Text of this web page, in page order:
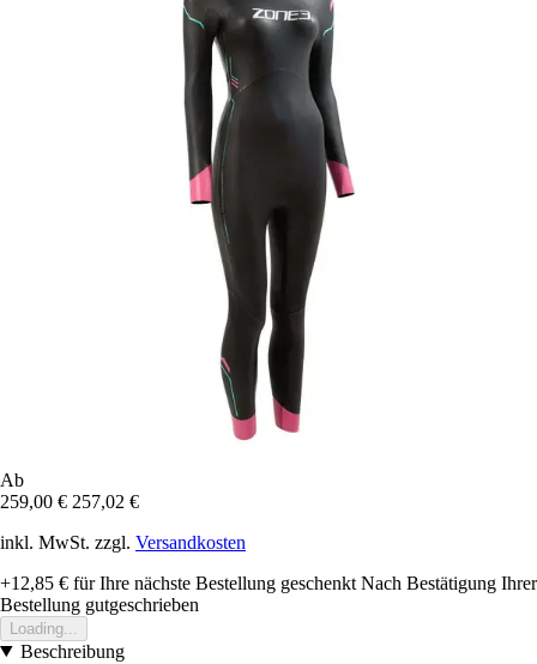
Ab
259,00 € 257,02 €
inkl. MwSt. zzgl. Versandkosten
+12,85 € für Ihre nächste Bestellung geschenkt Nach Bestätigung Ihrer
Bestellung gutgeschrieben
Loading...
Beschreibung